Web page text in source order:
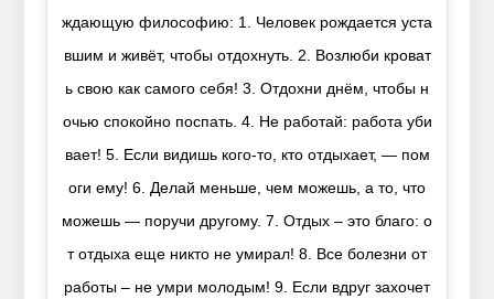
ждающую философию: 1. Человек рождается уста
вшим и живёт, чтобы отдохнуть. 2. Возлюби кроват
ь свою как самого себя! 3. Отдохни днём, чтобы н
очью спокойно поспать. 4. Не работай: работа уби
вает! 5. Если видишь кого-то, кто отдыхает, — пом
оги ему! 6. Делай меньше, чем можешь, а то, что
можешь — поручи другому. 7. Отдых – это благо: о
т отдыха еще никто не умирал! 8. Все болезни от
работы – не умри молодым! 9. Если вдруг захочет